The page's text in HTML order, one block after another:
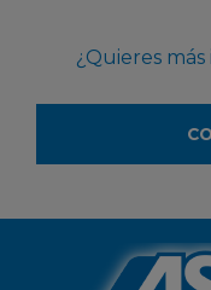
¿Quieres